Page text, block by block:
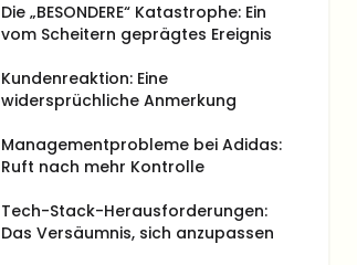
Die „BESONDERE“ Katastrophe: Ein
vom Scheitern geprägtes Ereignis
Kundenreaktion: Eine
widersprüchliche Anmerkung
Managementprobleme bei Adidas:
Ruft nach mehr Kontrolle
Tech-Stack-Herausforderungen:
Das Versäumnis, sich anzupassen